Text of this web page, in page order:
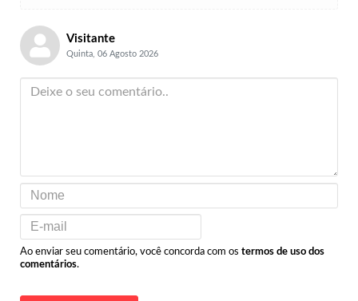
Visitante
Quinta, 06 Agosto 2026
Ao enviar seu comentário, você concorda com os termos de uso dos
comentários.